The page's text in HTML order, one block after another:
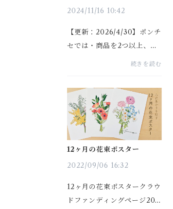
2024/11/16 10:42
【更新：2026/4/30】ポンチ
セでは・商品を2つ以上、総
額 2,200円 以上（送料含ま
ナルノート 1冊をプレゼン
ト中です。A5サイズ（210×1
48mm）／24ページ／中面
さらに！・商品を2つ以上...
続きを読む
12ヶ月の花束ポスター
2022/09/06 16:32
12ヶ月の花束ポスタークラウ
ドファンディングページ202